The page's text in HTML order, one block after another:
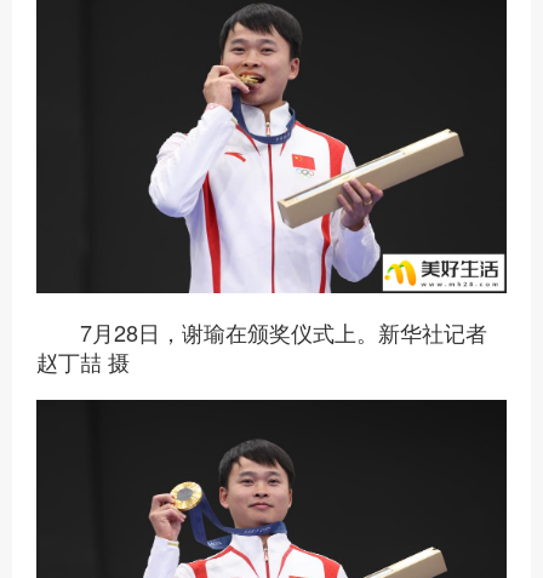
7月28日，谢瑜在颁奖仪式上。新华社记者
赵丁喆 摄